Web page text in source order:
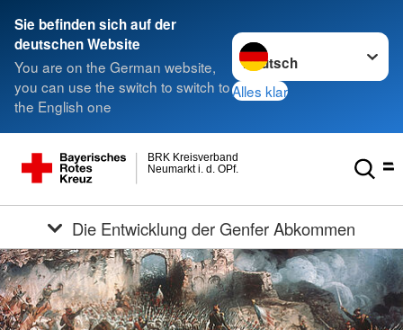
Sie befinden sich auf der
deutschen Website
You are on the German website,
you can use the switch to switch to
the English one
Sprache wechseln zu
Alles klar
Neumarkt i. d. OPf.
BRK Kreisverband
Die Entwicklung der Genfer Abkommen